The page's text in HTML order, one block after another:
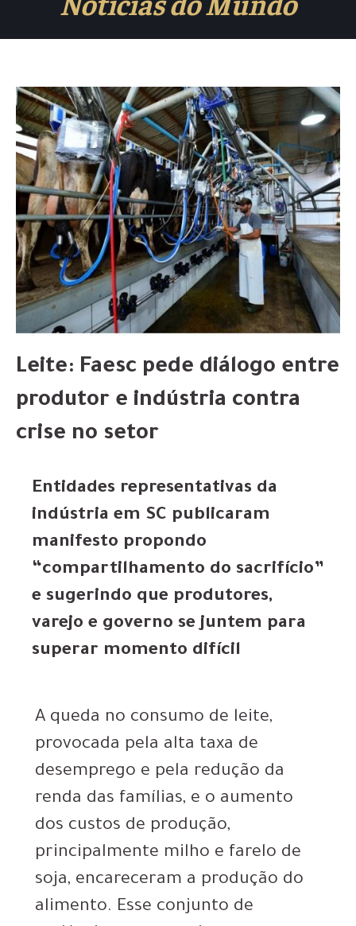
Leite: Faesc pede diálogo entre
produtor e indústria contra
crise no setor
Entidades representativas da
indústria em SC publicaram
manifesto propondo
“compartilhamento do sacrifício”
e sugerindo que produtores,
varejo e governo se juntem para
superar momento difícil
A queda no consumo de leite,
provocada pela alta taxa de
desemprego e pela redução da
renda das famílias, e o aumento
dos custos de produção,
principalmente milho e farelo de
soja, encareceram a produção do
alimento. Esse conjunto de